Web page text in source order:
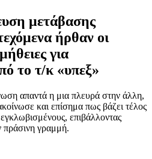
μετάβασης
ήρθαν οι
για
το τ/κ «υπεξ»
απαντά η μια πλευρά στην άλλη,
και επίσημα πως βάζει τέλος
επιβάλλοντας
πράσινη γραμμή.